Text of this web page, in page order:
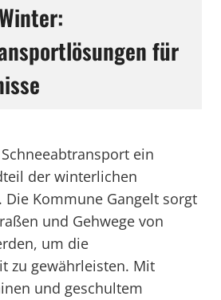
für
ein
der winterlichen
Die Kommune Gangelt sorgt
und Gehwege von
um die
zu gewährleisten. Mit
und geschultem